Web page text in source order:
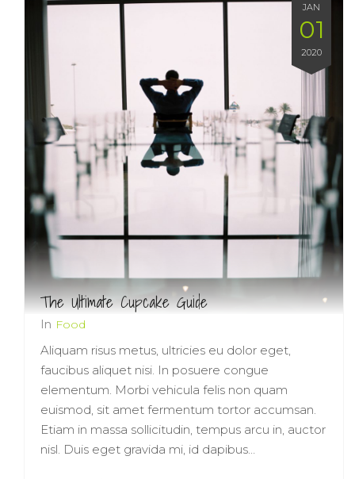
JAN
01
2020
The Ultimate Cupcake Guide
In Food
Aliquam risus metus, ultricies eu dolor eget,
faucibus aliquet nisi. In posuere congue
elementum. Morbi vehicula felis non quam
euismod, sit amet fermentum tortor accumsan.
Etiam in massa sollicitudin, tempus arcu in, auctor
nisl. Duis eget gravida mi, id dapibus…